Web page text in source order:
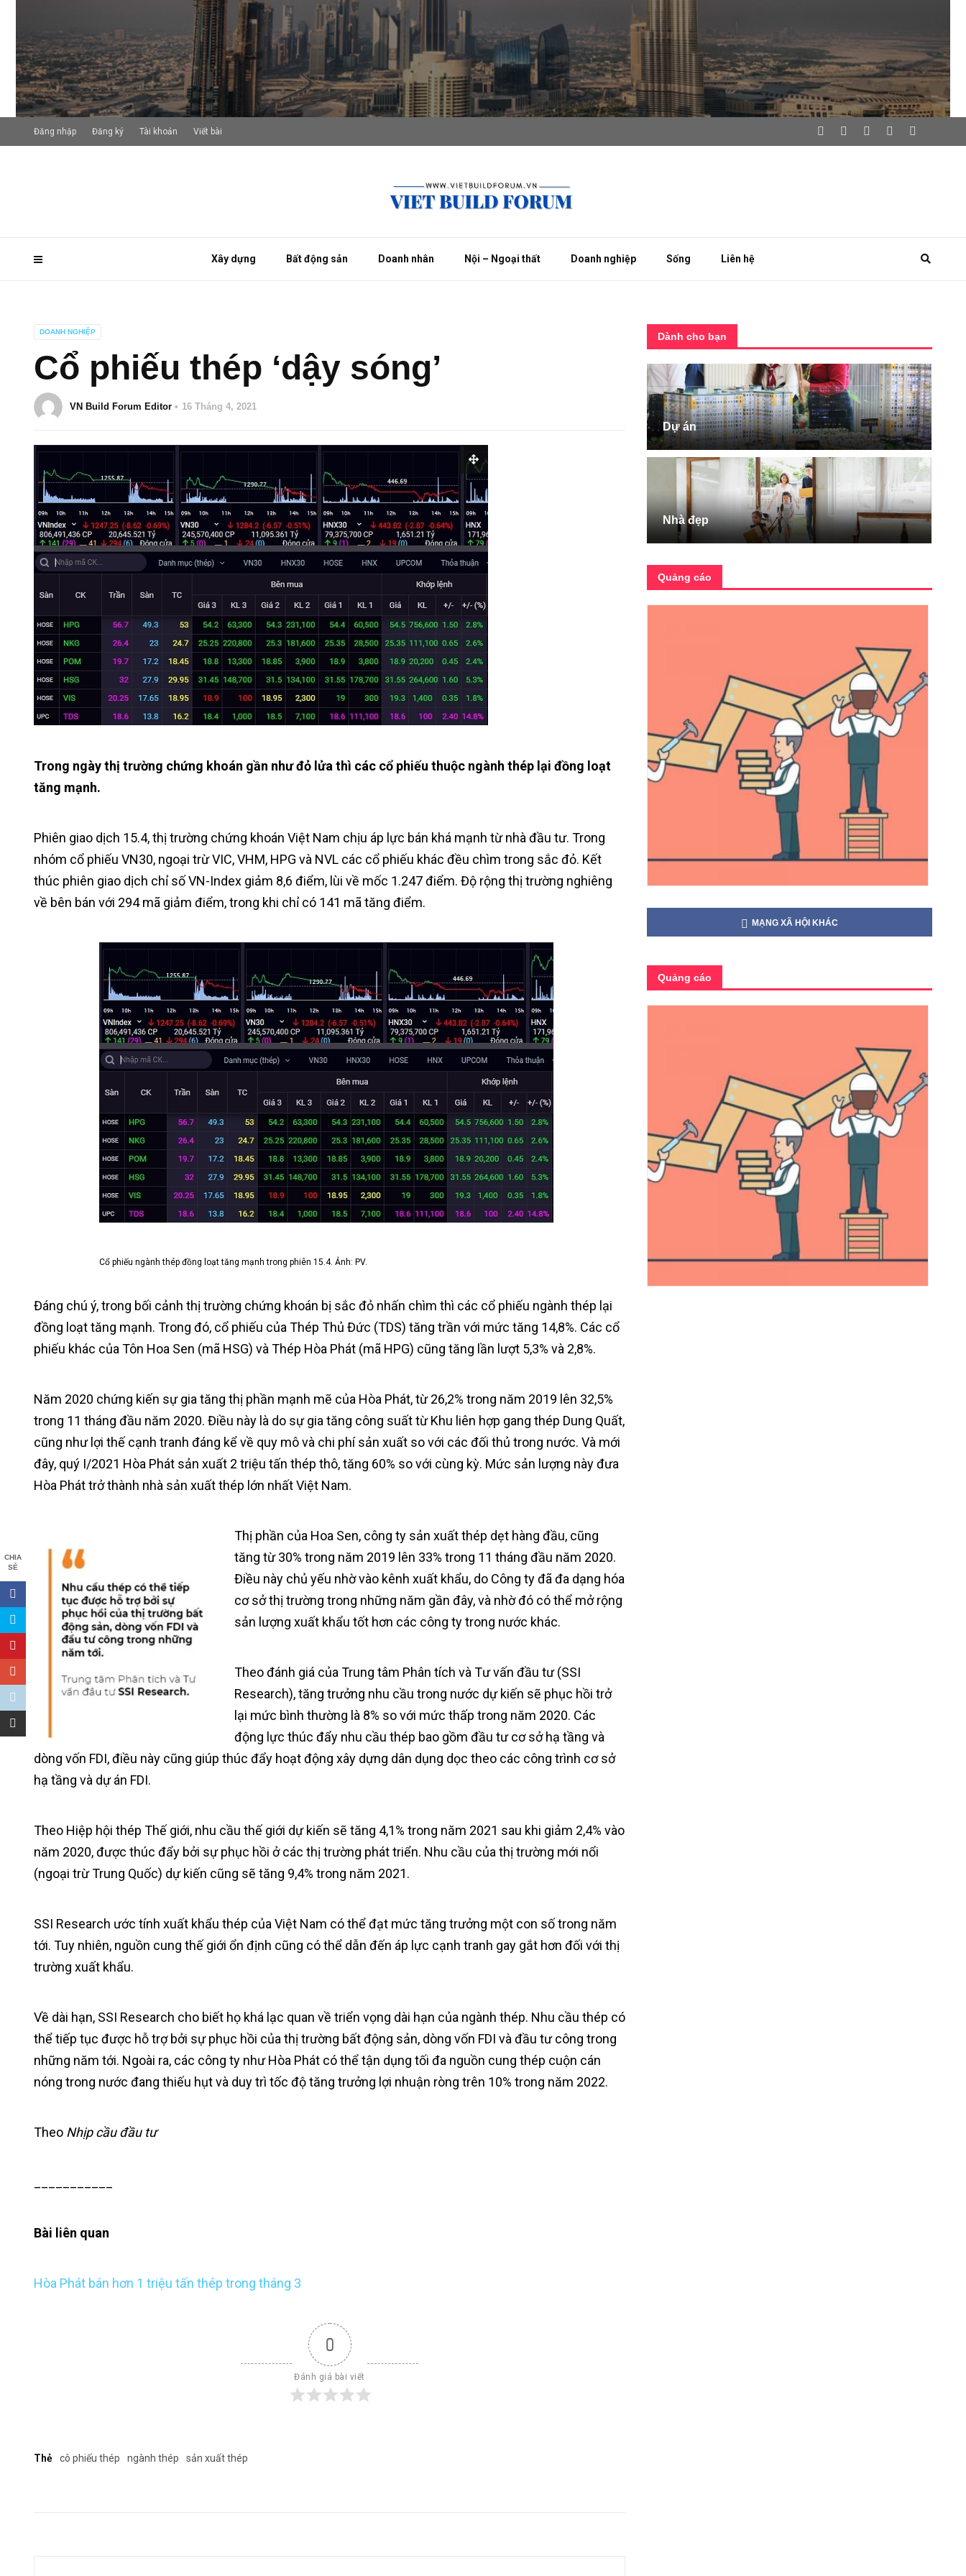
Xây dựng Bất động sản Doanh nhân Nội – Ngoại thất Doanh nghiệp Sống Liên hệ
Đăng nhập Đăng ký Tài khoản Viết bài
DOANH NGHIỆP
Cổ phiếu thép ‘dậy sóng’
VN Build Forum Editor 16 Tháng 4, 2021
CHIA
SẺ
Trong ngày thị trường chứng khoán gần như đỏ lửa thì các cổ phiếu thuộc ngành thép lại đồng loạt
tăng mạnh.
Phiên giao dịch 15.4, thị trường chứng khoán Việt Nam chịu áp lực bán khá mạnh từ nhà đầu tư. Trong
nhóm cổ phiếu VN30, ngoại trừ VIC, VHM, HPG và NVL các cổ phiếu khác đều chìm trong sắc đỏ. Kết
thúc phiên giao dịch chỉ số VN-Index giảm 8,6 điểm, lùi về mốc 1.247 điểm. Độ rộng thị trường nghiêng
về bên bán với 294 mã giảm điểm, trong khi chỉ có 141 mã tăng điểm.
Cổ phiếu ngành thép đồng loạt tăng mạnh trong phiên 15.4. Ảnh: PV.
Đáng chú ý, trong bối cảnh thị trường chứng khoán bị sắc đỏ nhấn chìm thì các cổ phiếu ngành thép lại
đồng loạt tăng mạnh. Trong đó, cổ phiếu của Thép Thủ Đức (TDS) tăng trần với mức tăng 14,8%. Các cổ
phiếu khác của Tôn Hoa Sen (mã HSG) và Thép Hòa Phát (mã HPG) cũng tăng lần lượt 5,3% và 2,8%.
Năm 2020 chứng kiến sự gia tăng thị phần mạnh mẽ của Hòa Phát, từ 26,2% trong năm 2019 lên 32,5%
trong 11 tháng đầu năm 2020. Điều này là do sự gia tăng công suất từ Khu liên hợp gang thép Dung Quất,
cũng như lợi thế cạnh tranh đáng kể về quy mô và chi phí sản xuất so với các đối thủ trong nước. Và mới
đây, quý I/2021 Hòa Phát sản xuất 2 triệu tấn thép thô, tăng 60% so với cùng kỳ. Mức sản lượng này đưa
Hòa Phát trở thành nhà sản xuất thép lớn nhất Việt Nam.
Thị phần của Hoa Sen, công ty sản xuất thép dẹt hàng đầu, cũng
tăng từ 30% trong năm 2019 lên 33% trong 11 tháng đầu năm 2020.
Điều này chủ yếu nhờ vào kênh xuất khẩu, do Công ty đã đa dạng hóa
cơ sở thị trường trong những năm gần đây, và nhờ đó có thể mở rộng
sản lượng xuất khẩu tốt hơn các công ty trong nước khác.
Theo đánh giá của Trung tâm Phân tích và Tư vấn đầu tư (SSI
Research), tăng trưởng nhu cầu trong nước dự kiến sẽ phục hồi trở
lại mức bình thường là 8% so với mức thấp trong năm 2020. Các
động lực thúc đẩy nhu cầu thép bao gồm đầu tư cơ sở hạ tầng và
dòng vốn FDI, điều này cũng giúp thúc đẩy hoạt động xây dựng dân dụng dọc theo các công trình cơ sở
hạ tầng và dự án FDI.
Theo Hiệp hội thép Thế giới, nhu cầu thế giới dự kiến sẽ tăng 4,1% trong năm 2021 sau khi giảm 2,4% vào
năm 2020, được thúc đẩy bởi sự phục hồi ở các thị trường phát triển. Nhu cầu của thị trường mới nổi
(ngoại trừ Trung Quốc) dự kiến cũng sẽ tăng 9,4% trong năm 2021.
SSI Research ước tính xuất khẩu thép của Việt Nam có thể đạt mức tăng trưởng một con số trong năm
tới. Tuy nhiên, nguồn cung thế giới ổn định cũng có thể dẫn đến áp lực cạnh tranh gay gắt hơn đối với thị
trường xuất khẩu.
Về dài hạn, SSI Research cho biết họ khá lạc quan về triển vọng dài hạn của ngành thép. Nhu cầu thép có
thể tiếp tục được hỗ trợ bởi sự phục hồi của thị trường bất động sản, dòng vốn FDI và đầu tư công trong
những năm tới. Ngoài ra, các công ty như Hòa Phát có thể tận dụng tối đa nguồn cung thép cuộn cán
nóng trong nước đang thiếu hụt và duy trì tốc độ tăng trưởng lợi nhuận ròng trên 10% trong năm 2022.
Theo Nhịp cầu đầu tư
Bài liên quan
Hòa Phát bán hơn 1 triệu tấn thép trong tháng 3
0
Đánh giá bài viết
Thẻ cô phiếu thép ngành thép sản xuất thép
Dành cho bạn
Dự án
Nhà đẹp
Quảng cáo
MẠNG XÃ HỘI KHÁC
Quảng cáo